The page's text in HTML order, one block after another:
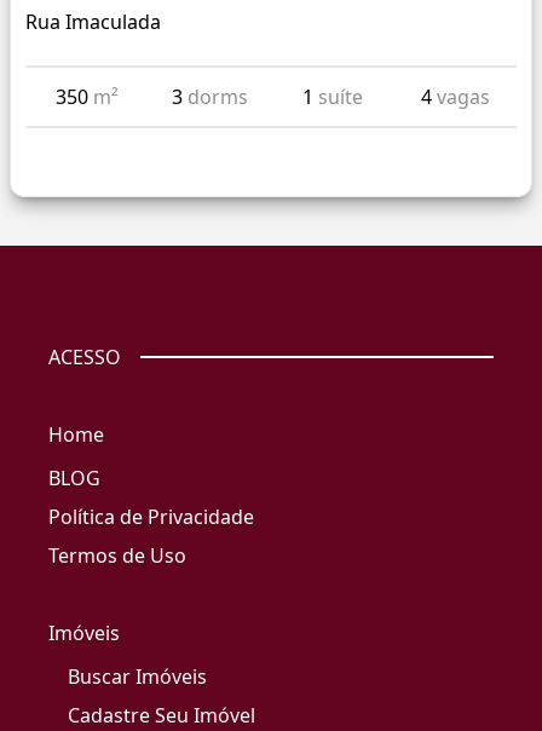
Rua Imaculada
350 m² 3 dorms 1 suíte 4vagas
ACESSO
Home
BLOG
Política de Privacidade
Termos de Uso
Imóveis
Buscar Imóveis
Cadastre Seu Imóvel